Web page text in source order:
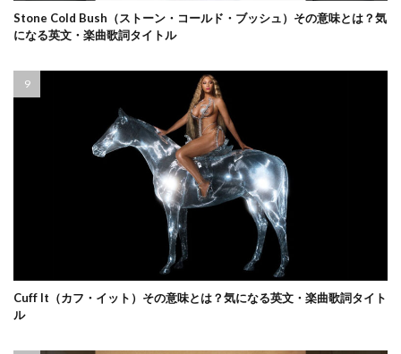
Stone Cold Bush（ストーン・コールド・ブッシュ）その意味とは？気
になる英文・楽曲歌詞タイトル
Cuff It（カフ・イット）その意味とは？気になる英文・楽曲歌詞タイト
ル